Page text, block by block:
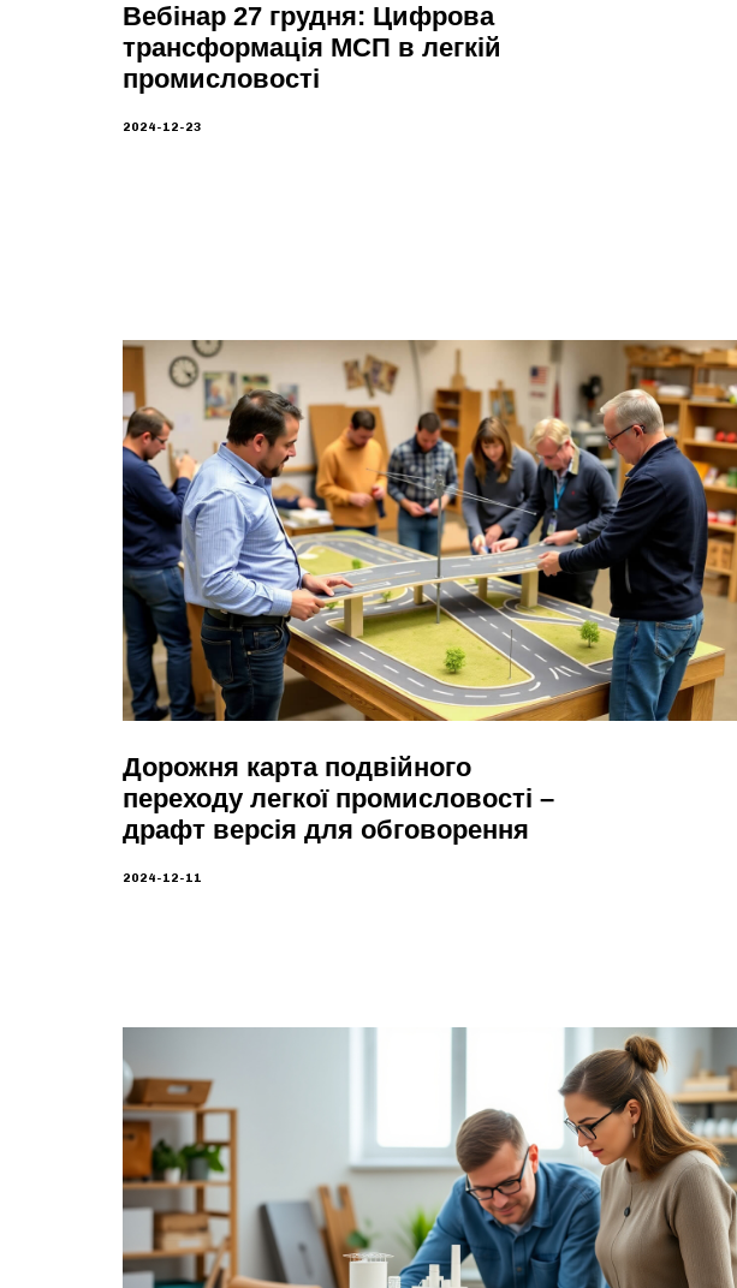
Вебінар 27 грудня: Цифрова
трансформація МСП в легкій
промисловості
2024-12-23
Дорожня карта подвійного
переходу легкої промисловості –
драфт версія для обговорення
2024-12-11